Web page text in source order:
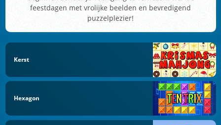
feestdagen met vrolijke beelden en bevredigend
puzzelplezier!
Kerst
Hexagon